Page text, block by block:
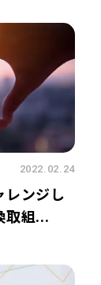
2022.02.24
レンジし
取組...